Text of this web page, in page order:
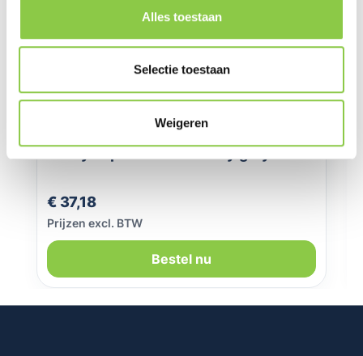
Alles toestaan
Selectie toestaan
Weigeren
SoSkild Samsung Galaxy S25+ Defend
Normale prijs:
€ 37,18
Prijzen excl. BTW
Bestel nu